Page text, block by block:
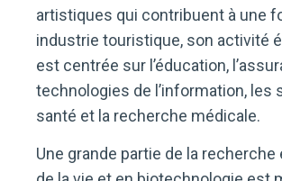
artistiques qui contribuent à une
industrie touristique, son activité
est centrée sur l’éducation,
technologies de l’information, les
santé et la recherche médicale.
Une grande partie de la